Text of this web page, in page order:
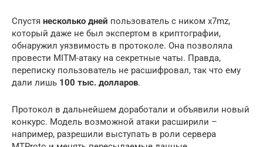
Спустя несколько дней пользователь с ником x7mz,
который даже не был экспертом в криптографии,
обнаружил уязвимость в протоколе. Она позволяла
провести MITM-атаку на секретные чаты. Правда,
переписку пользователь не расшифровал, так что ему
дали лишь 100 тыс. долларов.
Протокол в дальнейшем доработали и объявили новый
конкурс. Модель возможной атаки расширили –
например, разрешили выступать в роли сервера